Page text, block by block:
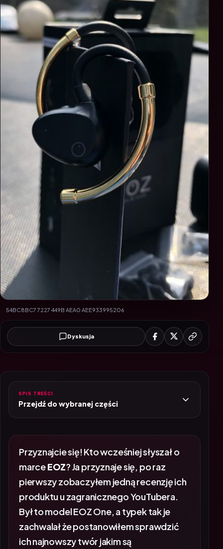
54BC8BC7 7227 449B AEA0 AEE933995206
Dyskusja
SPIS TREŚCI
Przejdź do wybranej części
Przyznajcie się! Kto wcześniej słyszał o
marceEOZ? Ja przyznaje się, po raz
pierwszy zobaczyłem jedną recenzję ich
produktu u zagranicznego YouTubera.
Był to model EOZ One, a typek tak je
zachwalał że postanowiłem sprawdzić
ich najnowszy twór jakim są